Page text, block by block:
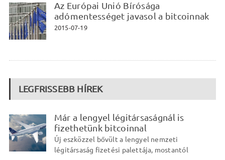
Az Európai Unió Bírósága
adómentességet javasol a bitcoinnak
2015-07-19
LEGFRISSEBB HÍREK
Már a lengyel légitársaságnál is
fizethetünk bitcoinnal
Új eszközzel bővült a lengyel nemzeti
légitársaság fizetési palettája, mostantól